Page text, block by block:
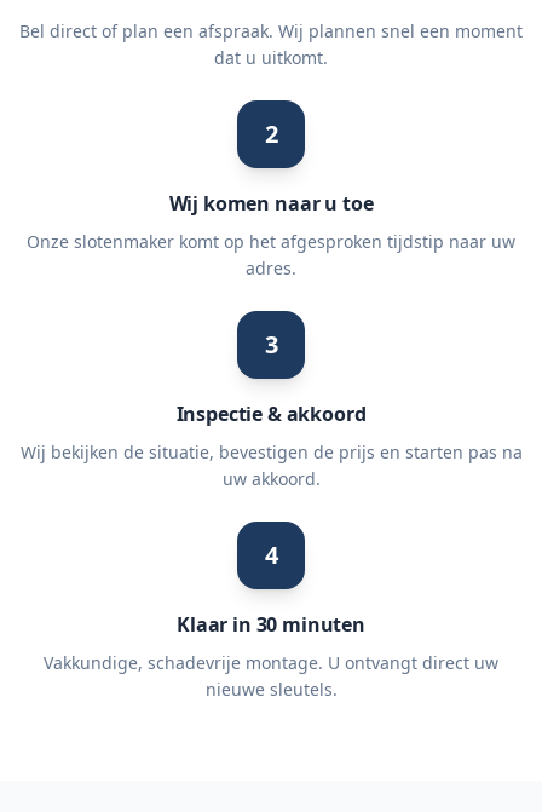
Bel direct of plan een afspraak. Wij plannen snel een moment
dat u uitkomt.
2
Wij komen naar u toe
Onze slotenmaker komt op het afgesproken tijdstip naar uw
adres.
3
Inspectie & akkoord
Wij bekijken de situatie, bevestigen de prijs en starten pas na
uw akkoord.
4
Klaar in 30 minuten
Vakkundige, schadevrije montage. U ontvangt direct uw
nieuwe sleutels.